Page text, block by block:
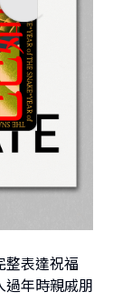
整表達祝福
過年時親戚朋